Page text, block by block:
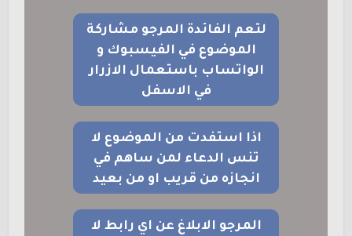
لتعم الفائدة المرجو مشاركة
الموضوع في الفيسبوك و
الواتساب باستعمال الازرار
في الاسفل
اذا استفدت من الموضوع لا
تنس الدعاء لمن ساهم في
انجازه من قريب او من بعيد
المرجو الابلاغ عن اي رابط لا